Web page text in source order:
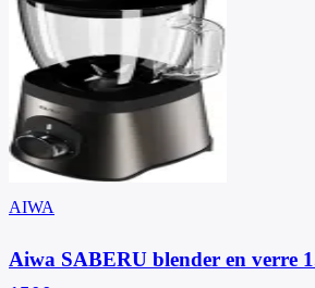
AIWA
Aiwa SABERU blender en verre